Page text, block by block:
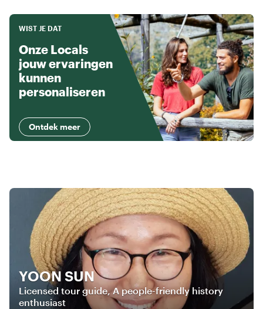
WIST JE DAT
Onze Locals
jouw ervaringen
kunnen
personaliseren
Ontdek meer
YOON SUN
Licensed tour guide, A people-friendly history
enthusiast